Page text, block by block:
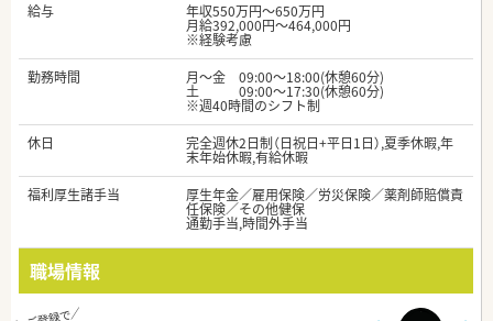
給与
年収550万円～650万円
月給392,000円～464,000円
※経験考慮
勤務時間
月～金 09:00～18:00(休憩60分)
土 09:00～17:30(休憩60分)
※週40時間のシフト制
休日
完全週休2日制（日祝日+平日1日）,夏季休暇,年
末年始休暇,有給休暇
福利厚生諸手当
厚生年金／雇用保険／労災保険／薬剤師賠償責
任保険／その他健保
通勤手当,時間外手当
職場情報